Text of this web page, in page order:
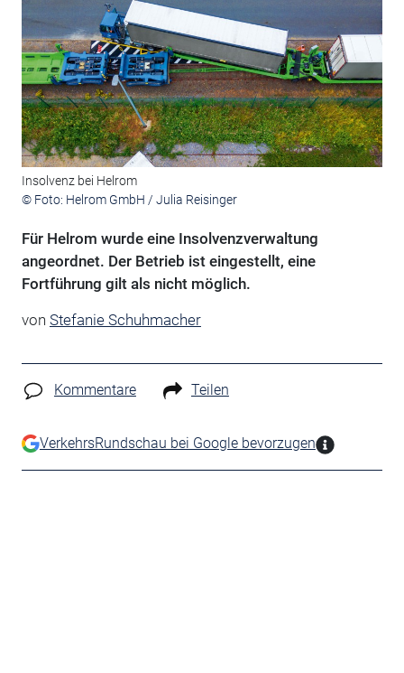
Insolvenz bei Helrom
© Foto: Helrom GmbH / Julia Reisinger
Für Helrom wurde eine Insolvenzverwaltung
angeordnet. Der Betrieb ist eingestellt, eine
Fortführung gilt als nicht möglich.
von Stefanie Schuhmacher
Kommentare Teilen
VerkehrsRundschau bei Google bevorzugen